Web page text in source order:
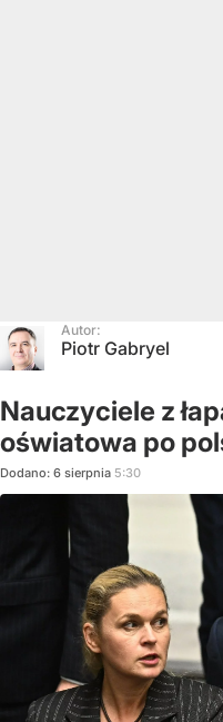
Autor:
Piotr Gabryel
Nauczyciele z
oświatowa po
Dodano: 6 sierpnia 5:30